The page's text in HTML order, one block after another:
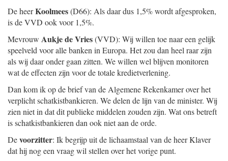
De heerKoolmees(D66): Als daar dus 1,5% wordt afgesproken,
is de VVD ook voor 1,5%.
Mevrouw Aukje de Vries(VVD): Wij willen toe naar een gelijk
speelveld voor alle banken in Europa. Het zou dan heel raar zijn
als wij daar onder gaan zitten. We willen wel blijven monitoren
wat de effecten zijn voor de totale kredietverlening.
Dan kom ik op de brief van de Algemene Rekenkamer over het
verplicht schatkistbankieren. We delen de lijn van de minister. Wij
zien niet in dat dit publieke middelen zouden zijn. Wat ons betreft
is schatkistbankieren dan ook niet aan de orde.
Devoorzitter: Ik begrijp uit de lichaamstaal van de heer Klaver
dat hij nog een vraag wil stellen over het vorige punt.